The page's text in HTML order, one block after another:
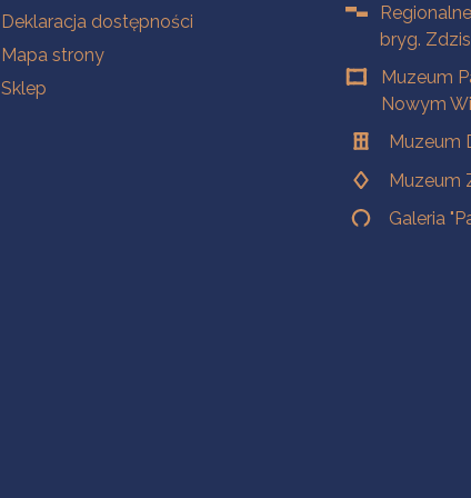
Deklaracja dostępności
Mapa strony
Sklep
bryg.
Muzeum
Nowym
Muzeum
Muzeum
Galeria